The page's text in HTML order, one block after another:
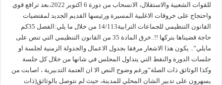
للقوات الشعبية والاستقلال، الانسحاب من دورة 6 اكتوبر 2022،بعد ترافع قوي
واحتجاج على خروقات الاغلبية المسيرة ورئيسها القديم الجديد لمقتضيات
القانون التنظيمي للجماعات الترابية14/113 من خلال ما يلي:الفصل 35كم
حاجة قضيناها بتركها !!..خرق المادة 35 من القانون التنظيمي التي تنص على
مايلي”.. يكون هذا الاشعار مرفقا بجدول الاعمال والجدولة الزمنية لجلسة او
جلسات الدورة والنقط التي يتداول المجلس في شانها من خلال كل جلسة
وكذا الوثائق ذات الصلة”ورغم وضوح النص الا ان العتمة التدبيرية ، اصابت من
يسهرون على تدبير الشان المحلي للمدينة، حيث لم نتوصل بالوثائق(ذات